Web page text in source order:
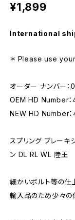
¥1,899
International
＊ Please use
オーダー ナンバー：
OEM HD Number
NEW HD Number
スプリング ブレーキ
ン DL RL WL 陸王
細かいボルト等の仕
輸入品のため少々の